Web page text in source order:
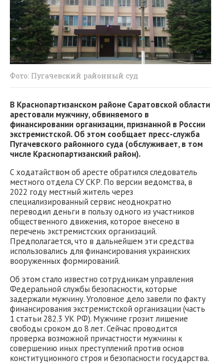
Фото: Пугачевский районный суд
В Краснопартизанском районе Саратовской области
арестовали мужчину, обвиняемого в
финансировании организации, признанной в России
экстремистской. Об этом сообщает пресс-служба
Пугачевского районного суда (обслуживает, в том
числе Краснопартизанский район).
С ходатайством об аресте обратился следователь
местного отдела СУ СКР. По версии ведомства, в
2022 году местный житель через
специализированный сервис неоднократно
переводил деньги в пользу одного из участников
общественного движения, которое внесено в
перечень экстремистских организаций.
Предполагается, что в дальнейшем эти средства
использовались для финансирования украинских
вооруженных формирований.
Об этом стало известно сотрудникам управления
Федеральной службы безопасности, которые
задержали мужчину. Уголовное дело завели по факту
финансирования экстремистской организации (часть
1 статьи 282.3 УК РФ). Мужчине грозит лишение
свободы сроком до 8 лет. Сейчас проводится
проверка возможной причастности мужчины к
совершению иных преступлений против основ
конституционного строя и безопасности государства.